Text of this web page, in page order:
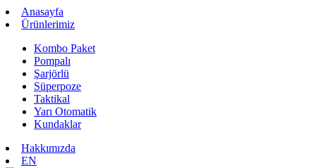
Anasayfa
Ürünlerimiz
Kombo Paket
Pompalı
Şarjörlü
Süperpoze
Taktikal
Yarı Otomatik
Kundaklar
Hakkımızda
EN